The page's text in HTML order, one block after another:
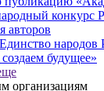
авторов
народов
будущее»
организациям